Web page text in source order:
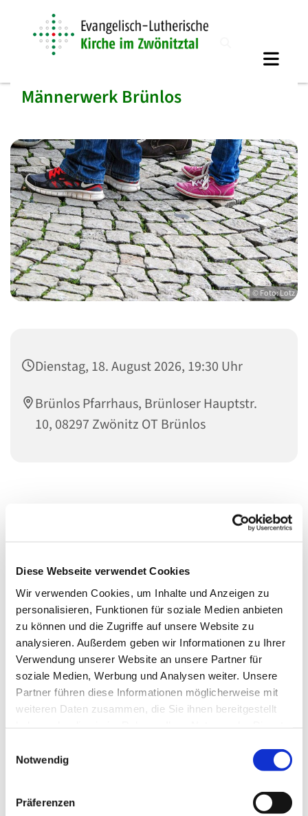
Diese Webseite verwendet Cookies
Wir verwenden Cookies, um Inhalte und Anzeigen zu
personalisieren, Funktionen für soziale Medien anbieten
zu können und die Zugriffe auf unsere Website zu
analysieren. Außerdem geben wir Informationen zu Ihrer
Verwendung unserer Website an unsere Partner für
soziale Medien, Werbung und Analysen weiter. Unsere
Partner führen diese Informationen möglicherweise mit
weiteren Daten zusammen, die Sie ihnen bereitgestellt
Notwendig
Präferenzen
Männerwerk Brünlos
© Foto: Lotz
Dienstag, 18. August 2026, 19:30 Uhr
Brünlos Pfarrhaus, Brünloser Hauptstr.
10, 08297 Zwönitz OT Brünlos
Dies könnte Sie auch interessieren